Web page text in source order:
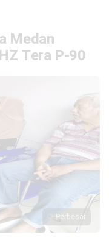
Medan
Tera P-90
Perbesar